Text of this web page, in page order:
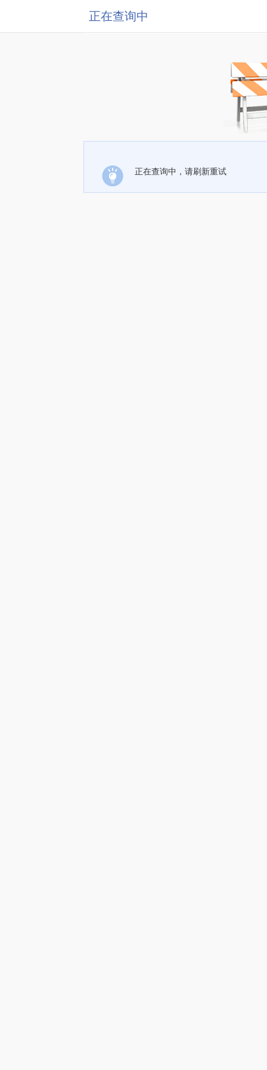
正在查询中
正在查询中，请刷新重试